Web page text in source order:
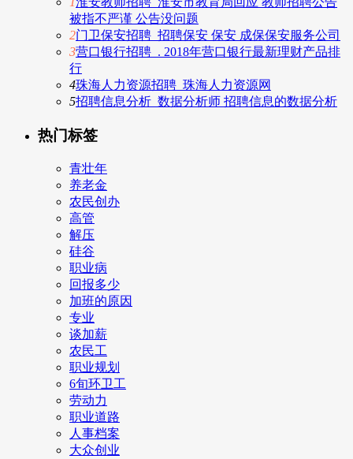
被指不严谨 公告没问题
2门卫保安招聘_招聘保安 保安 成保保安服务公司
3营口银行招聘_. 2018年营口银行最新理财产品排
行
4珠海人力资源招聘_珠海人力资源网
5招聘信息分析_数据分析师 招聘信息的数据分析
热门标签
青壮年
养老金
农民创办
高管
解压
硅谷
职业病
回报多少
加班的原因
专业
谈加薪
农民工
职业规划
6旬环卫工
劳动力
职业道路
人事档案
大众创业